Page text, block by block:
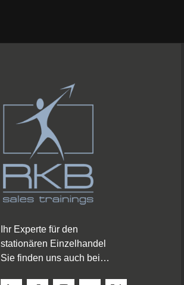
Ihr Experte für den
stationären Einzelhandel
Sie finden uns auch bei…